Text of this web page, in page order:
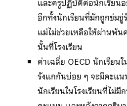
และครูปฏิบัติต่อนักเรียน
อีกทั้งนักเรียนที่มักถูกข่มขู่
แม่ไม่ช่วยเหลือให้ผ่านพ้น
นั้นที่โรงเรียน
ค่าเฉลี่ย OECD นักเรียน
รังแกกันบ่อย ๆ จะมีคะแ
นักเรียนในโรงเรียนที่ไม่